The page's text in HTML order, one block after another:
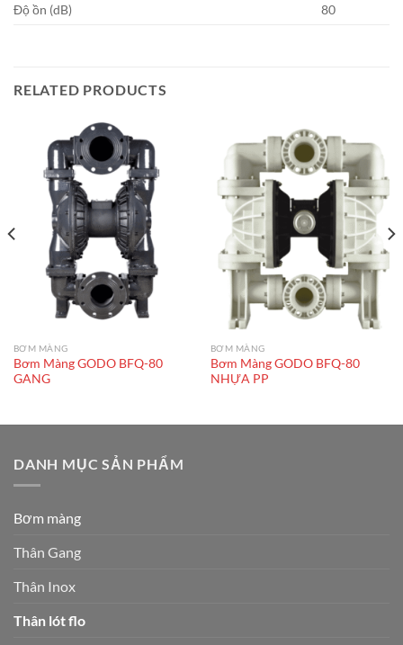
Độ ồn (dB)
80
RELATED PRODUCTS
BƠM MÀNG
Bơm Màng GODO BFQ-80
GANG
BƠM MÀNG
Bơm Màng GODO BFQ-80
NHỰA PP
DANH MỤC SẢN PHẨM
Bơm màng
Thân Gang
Thân Inox
Thân lót flo